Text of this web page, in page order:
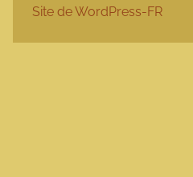
Site de WordPress-FR